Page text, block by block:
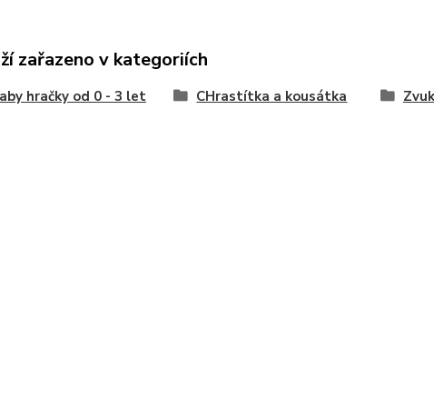
zařazeno v kategoriích
hračky od 0 - 3 let CHrastítka a kousátka